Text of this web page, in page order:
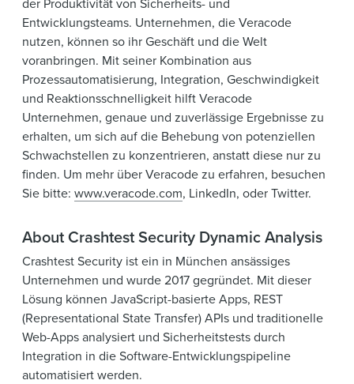
Entwicklungsteams. Unternehmen, die Veracode
nutzen, können so ihr Geschäft und die Welt
voranbringen. Mit seiner Kombination aus
Prozessautomatisierung, Integration, Geschwindigkeit
und Reaktionsschnelligkeit hilft Veracode
Unternehmen, genaue und zuverlässige Ergebnisse zu
erhalten, um sich auf die Behebung von potenziellen
Schwachstellen zu konzentrieren, anstatt diese nur zu
finden. Um mehr über Veracode zu erfahren, besuchen
Sie bitte: www.veracode.com, LinkedIn, oder Twitter.
About Crashtest Security Dynamic Analysis
Crashtest Security ist ein in München ansässiges
Unternehmen und wurde 2017 gegründet. Mit dieser
Lösung können JavaScript-basierte Apps, REST
(Representational State Transfer) APIs und traditionelle
Web-Apps analysiert und Sicherheitstests durch
Integration in die Software-Entwicklungspipeline
automatisiert werden.